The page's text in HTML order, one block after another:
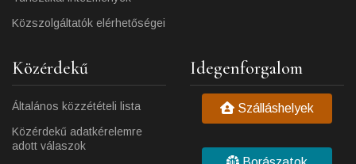
Közszolgáltatók elérhetőségei
Közérdekű
Általános közzétételi lista
Közérdekű adatkérelemre
adott válaszok
Idegenforgalom
Szálláshelyek